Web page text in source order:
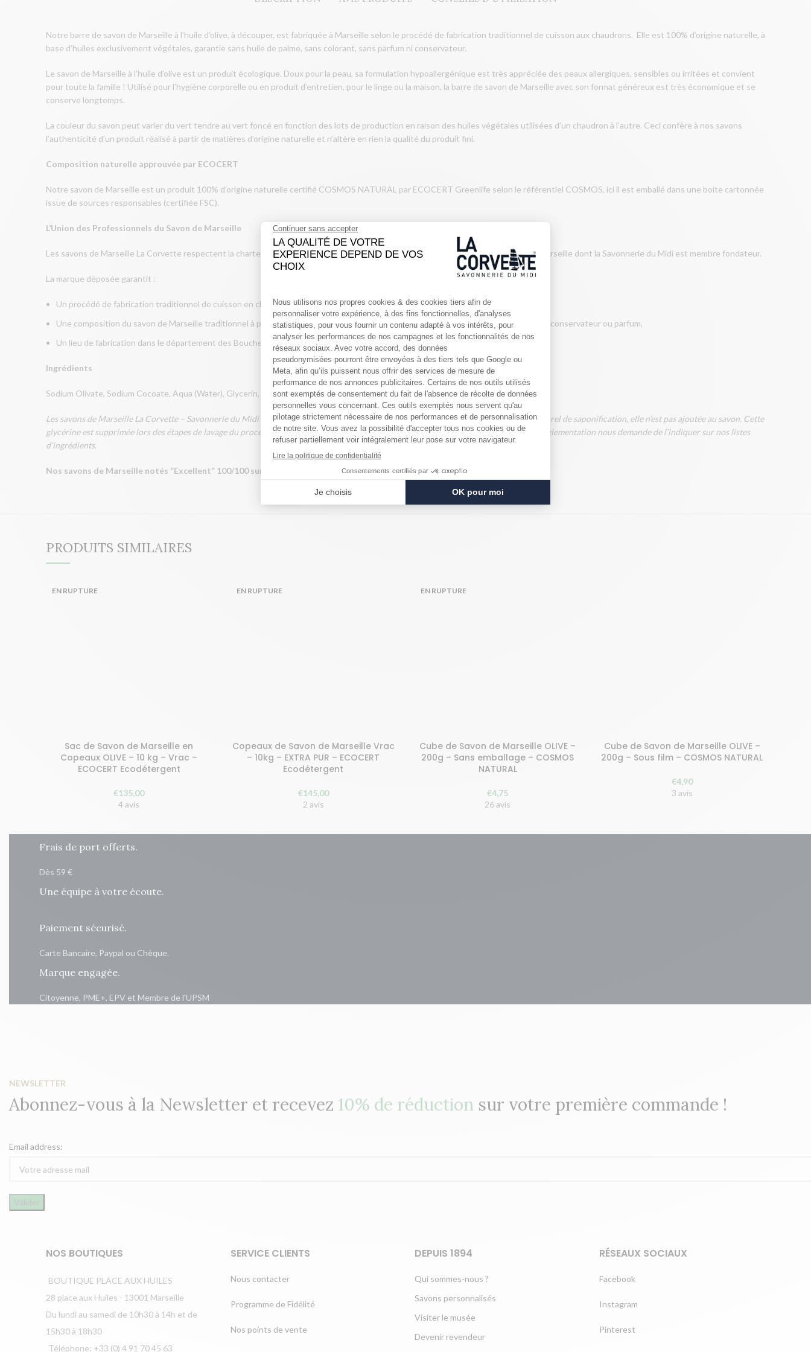
Notre barre de savon de Marseille à l’huile d’olive, à découper, est fabriquée à Marseille selon le procédé de fabrication traditionnel de cuisson aux chaudrons. Elle est 100% d’origine naturelle, à
base d’huiles exclusivement végétales, garantie sans huile de palme, sans colorant, sans parfum ni conservateur.
Le savon de Marseille à l’huile d’olive est un produit écologique. Doux pour la peau, sa formulation hypoallergénique est très appréciée des peaux allergiques, sensibles ou irritées et convient
pour toute la famille ! Utilisé pour l’hygiène corporelle ou en produit d’entretien, pour le linge ou la maison, la barre de savon de Marseille avec son format généreux est très économique et se
conserve longtemps.
La couleur du savon peut varier du vert tendre au vert foncé en fonction des lots de production en raison des huiles végétales utilisées d’un chaudron à l’autre. Ceci confère à nos savons
l’authenticité d’un produit réalisé à partir de matières d’origine naturelle et n’altère en rien la qualité du produit fini.
Composition naturelle approuvée par ECOCERT
Notre savon de Marseille est un produit 100% d’origine naturelle certifié COSMOS NATURAL par ECOCERT Greenlife selon le référentiel COSMOS, ici il est emballé dans une boite cartonnée
issue de sources responsables (certifiée FSC).
L’Union des Professionnels du Savon de Marseille
Les savons de Marseille La Corvette respectent la charte de fabrication artisanale fixée par l’Union des Professionnels du Savon de Marseille dont la Savonnerie du Midi est membre fondateur.
La marque déposée garantit :
Un procédé de fabrication traditionnel de cuisson en chaudron d’époque
Une composition du savon de Marseille traditionnel à partir de matières premières et d’huiles exclusivement végétales, sans additif, conservateur ou parfum,
Un lieu de fabrication dans le département des Bouches-du-Rhône, berceau historique du savon de Marseille.
Ingrédients
Sodium Olivate, Sodium Cocoate, Aqua (Water), Glycerin, Sodium Chloride, Sodium Hydroxide
Les savons de Marseille La Corvette – Savonnerie du Midi contiennent une part minime de glycérine. Celle-ci est issue du processus naturel de saponification, elle n’est pas ajoutée au savon. Cette
glycérine est supprimée lors des étapes de lavage du procédé marseillais. Il en reste toutefois une faible trace dans le produit fini et la réglementation nous demande de l’indiquer sur nos listes
d’ingrédients.
Nos savons de Marseille notés “Excellent” 100/100 sur Yuka !
PRODUITS SIMILAIRES
EN RUPTURE
Achetez et gagnez 270 points!
LIRE LA SUITE
Sac de Savon de Marseille en
Copeaux OLIVE – 10 kg – Vrac –
ECOCERT Ecodétergent
€135,00
4 avis
EN RUPTURE
Achetez et gagnez 290 points!
LIRE LA SUITE
Copeaux de Savon de Marseille Vrac
– 10kg – EXTRA PUR – ECOCERT
Ecodétergent
€145,00
2 avis
EN RUPTURE
Achetez et gagnez 10 points!
LIRE LA SUITE
Cube de Savon de Marseille OLIVE –
200g – Sans emballage – COSMOS
NATURAL
€4,75
26 avis
Achetez et gagnez 10 points!
Cube de Savon de Marseille OLIVE –
200g – Sous film – COSMOS NATURAL
€4,90
3 avis
Frais de port offerts.
Dès 59 €
Une équipe à votre écoute.
Paiement sécurisé.
Carte Bancaire, Paypal ou Chèque.
Marque engagée.
Citoyenne, PME+, EPV et Membre de l'UPSM
NEWSLETTER
Abonnez-vous à la Newsletter et recevez 10% de réduction sur votre première commande !
Email address:
NOS BOUTIQUES
BOUTIQUE PLACE AUX HUILES
28 place aux Huiles - 13001 Marseille
Du lundi au samedi de 10h30 à 14h et de
15h30 à 18h30
Téléphone: +33 (0) 4 91 70 45 63
SERVICE CLIENTS
Nous contacter
Programme de Fidélité
Nos points de vente
DEPUIS 1894
Qui sommes-nous ?
Savons personnalisés
Visiter le musée
Devenir revendeur
RÉSEAUX SOCIAUX
Facebook
Instagram
Pinterest